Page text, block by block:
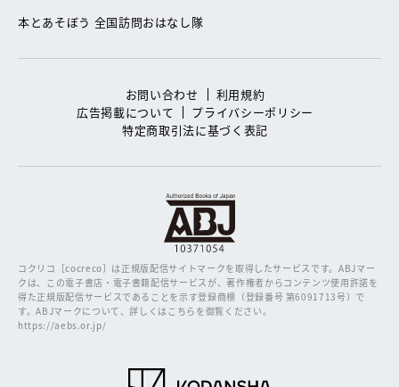
本とあそぼう 全国訪問おはなし隊
お問い合わせ
利用規約
広告掲載について
プライバシーポリシー
特定商取引法に基づく表記
コクリコ［cocreco］は正規版配信サイトマークを取得したサービスです。ABJマー
クは、この電子書店・電子書籍配信サービスが、著作権者からコンテンツ使用許諾を
得た正規版配信サービスであることを示す登録商標（登録番号 第6091713号）で
す。ABJマークについて、詳しくはこちらを御覧ください。
https://aebs.or.jp/